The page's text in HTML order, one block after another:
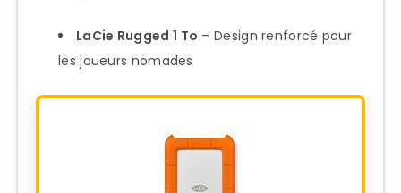
LaCie Rugged 1 To – Design renforcé pour
les joueurs nomades